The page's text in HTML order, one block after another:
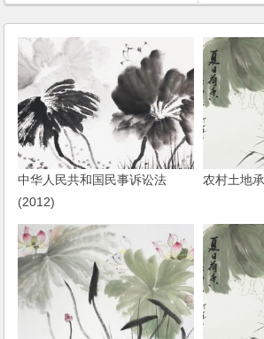
中华人民共和国民事诉讼法
(2012)
农村土地